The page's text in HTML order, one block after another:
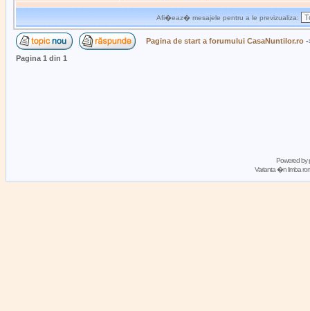
Afi�eaz� mesajele pentru a le previzualiza:
Pagina de start a forumului CasaNuntilor.ro
Pagina 1 din 1
Powered by
Varianta �n limba